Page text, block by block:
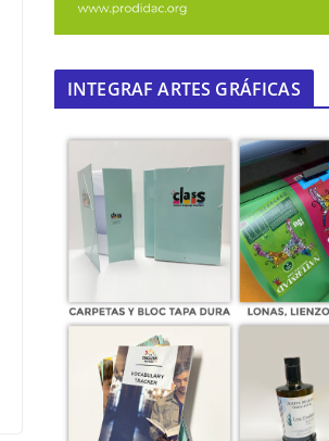
INTEGRAF ARTES GRÁFICAS